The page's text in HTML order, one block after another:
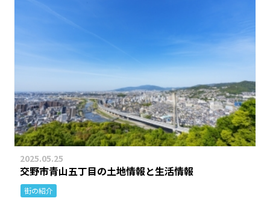
2025.05.25
交野市青山五丁目の土地情報と生活情報
街の紹介